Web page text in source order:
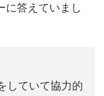
に答えていまし
していて協力的